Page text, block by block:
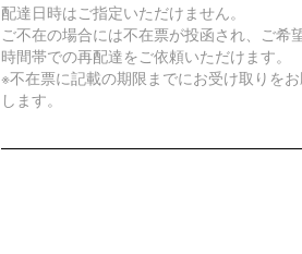
配達日時はご指定いただけません。
ご不在の場合には不在票が投函され、ご希
時間帯での再配達をご依頼いただけます。
※不在票に記載の期限までにお受け取りを
します。